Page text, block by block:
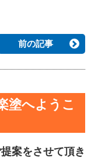
前の記事
塗へようこ
案をさせて頂き